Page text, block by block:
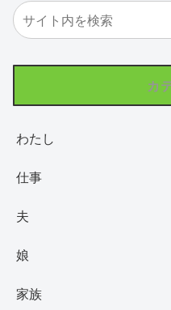
カ
わたし
仕事
夫
娘
家族